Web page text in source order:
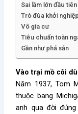
Sai lầm lớn đầu tiên
Trò đùa khởi nghiệp
Vô gia cư
Tiêu chuẩn toàn
Gần như phá sản
Vào trại mồ côi
Năm 1937, Tom
thuộc bang
anh qua đời